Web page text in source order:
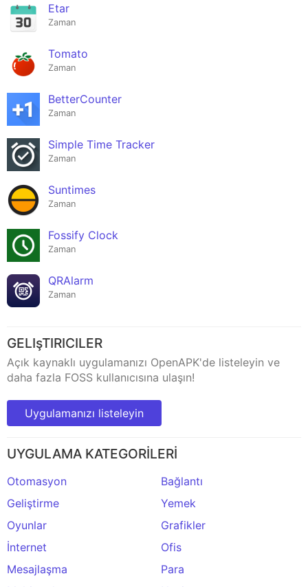
Etar
Zaman
Tomato
Zaman
BetterCounter
Zaman
Simple Time Tracker
Zaman
Suntimes
Zaman
Fossify Clock
Zaman
QRAlarm
Zaman
GELIşTIRICILER
Açık kaynaklı uygulamanızı OpenAPK'de listeleyin ve
daha fazla FOSS kullanıcısına ulaşın!
Uygulamanızı listeleyin
UYGULAMA KATEGORİLERİ
Otomasyon
Bağlantı
Geliştirme
Yemek
Oyunlar
Grafikler
İnternet
Ofis
Mesajlaşma
Para